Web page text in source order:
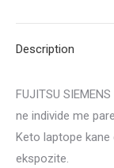
Description
FUJITSU
ne individe me
Keto laptope kane
ekspozite.